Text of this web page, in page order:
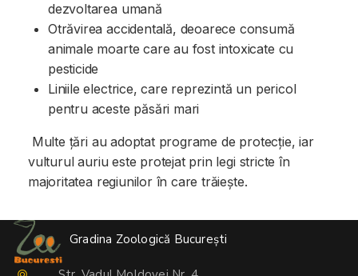
dezvoltarea umană
Otrăvirea accidentală, deoarece consumă
animale moarte care au fost intoxicate cu
pesticide
Liniile electrice, care reprezintă un pericol
pentru aceste păsări mari
Multe țări au adoptat programe de protecție, iar
vulturul auriu este protejat prin legi stricte în
majoritatea regiunilor în care trăiește.
Gradina Zoologică București